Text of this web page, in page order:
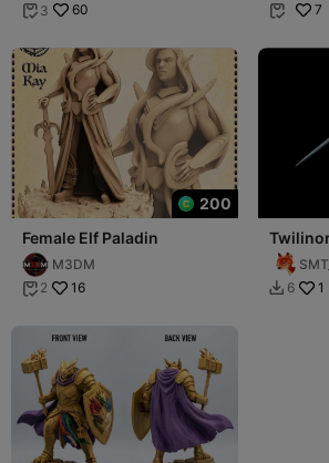
 3 60  7
200
Female Elf Paladin
M3DM
 2 16
(32mm
 6 1